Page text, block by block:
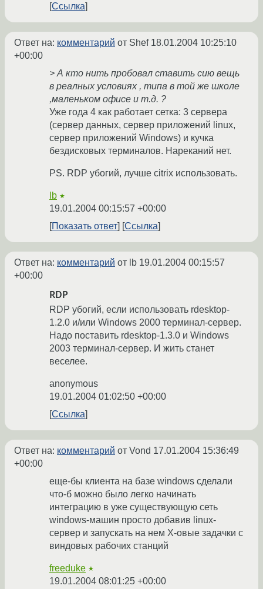
Ссылка
Ответ на: комментарий от Shef 18.01.2004 10:25:10
+00:00
> А кто нить пробовал ставить сию вещь
в реалных условиях , типа в той же школе
,маленьком офисе и т.д. ?
Уже года 4 как работает сетка: 3 сервера
(сервер данных, сервер приложений linux,
сервер приложений Windows) и кучка
бездисковых терминалов. Нареканий нет.
PS. RDP убогий, лучше citrix использовать.
lb ★
19.01.2004 00:15:57 +00:00
Показать ответ
Ссылка
Ответ на: комментарий от lb 19.01.2004 00:15:57
+00:00
RDP
RDP убогий, если использовать rdesktop-
1.2.0 и/или Windows 2000 терминал-сервер.
Надо поставить rdesktop-1.3.0 и Windows
2003 терминал-сервер. И жить станет
веселее.
anonymous
19.01.2004 01:02:50 +00:00
Ссылка
Ответ на: комментарий от Vond 17.01.2004 15:36:49
+00:00
еще-бы клиента на базе windows сделали
что-б можно было легко начинать
интеграцию в уже существующую сеть
windows-машин просто добавив linux-
сервер и запускать на нем X-овые задачки с
виндовых рабочих станций
freeduke ★
19.01.2004 08:01:25 +00:00